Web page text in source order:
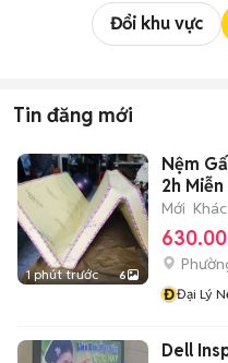
Đổi khu vực
Tin đăng mới
1 phút trước 6
Nệm
2h Miễn
Mới Khác
ĐĐại Lý
Dell